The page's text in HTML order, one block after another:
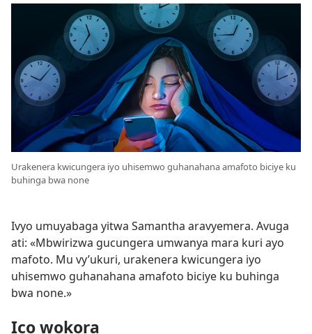
Urakenera kwicungera iyo uhisemwo guhanahana amafoto biciye ku
buhinga bwa none
Ivyo umuyabaga yitwa Samantha aravyemera. Avuga
ati: «Mbwirizwa gucungera umwanya mara kuri ayo
mafoto. Mu vy’ukuri, urakenera kwicungera iyo
uhisemwo guhanahana amafoto biciye ku buhinga
bwa none.»
Ico wokora